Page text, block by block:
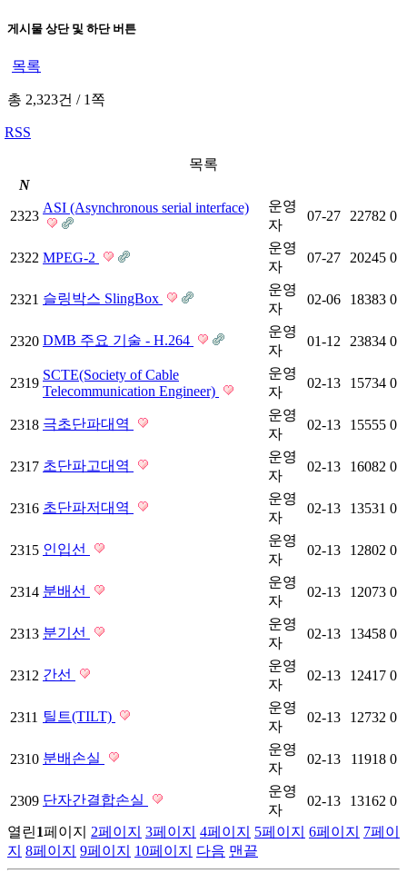
게시물 상단 및 하단 버튼
목록
총 2,323건 /1쪽
RSS
목록
N
2323
ASI (Asynchronous serial interface)
운영
자
07-27 22782 0
2322 MPEG-2
운영
자
07-27 20245 0
2321 슬링박스 SlingBox
운영
자
02-06 18383 0
2320 DMB 주요 기술 - H.264
운영
자
01-12 23834 0
2319
SCTE(Society of Cable
Telecommunication Engineer)
운영
자
02-13 15734 0
2318 극초단파대역
운영
자
02-13 15555 0
2317 초단파고대역
운영
자
02-13 16082 0
2316 초단파저대역
운영
자
02-13 13531 0
2315 인입선
운영
자
02-13 12802 0
2314 분배선
운영
자
02-13 12073 0
2313 분기선
운영
자
02-13 13458 0
2312 간선
운영
자
02-13 12417 0
2311 틸트(TILT)
운영
자
02-13 12732 0
2310 분배손실
운영
자
02-13 11918 0
2309 단자간결합손실
운영
자
02-13 13162 0
열린1페이지 2페이지 3페이지 4페이지 5페이지 6페이지 7페이
지 8페이지 9페이지 10페이지 다음 맨끝